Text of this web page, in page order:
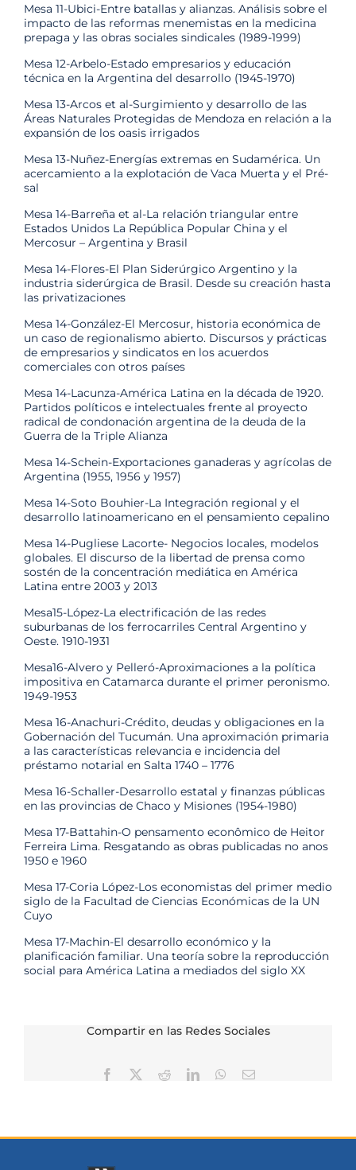
Mesa 11-Ubici-Entre batallas y alianzas. Análisis sobre el
impacto de las reformas menemistas en la medicina
prepaga y las obras sociales sindicales (1989-1999)
Mesa 12-Arbelo-Estado empresarios y educación
técnica en la Argentina del desarrollo (1945-1970)
Mesa 13-Arcos et al-Surgimiento y desarrollo de las
Áreas Naturales Protegidas de Mendoza en relación a la
expansión de los oasis irrigados
Mesa 13-Nuñez-Energías extremas en Sudamérica. Un
acercamiento a la explotación de Vaca Muerta y el Pré-
sal
Mesa 14-Barreña et al-La relación triangular entre
Estados Unidos La República Popular China y el
Mercosur – Argentina y Brasil
Mesa 14-Flores-El Plan Siderúrgico Argentino y la
industria siderúrgica de Brasil. Desde su creación hasta
las privatizaciones
Mesa 14-González-El Mercosur, historia económica de
un caso de regionalismo abierto. Discursos y prácticas
de empresarios y sindicatos en los acuerdos
comerciales con otros países
Mesa 14-Lacunza-América Latina en la década de 1920.
Partidos políticos e intelectuales frente al proyecto
radical de condonación argentina de la deuda de la
Guerra de la Triple Alianza
Mesa 14-Schein-Exportaciones ganaderas y agrícolas de
Argentina (1955, 1956 y 1957)
Mesa 14-Soto Bouhier-La Integración regional y el
desarrollo latinoamericano en el pensamiento cepalino
Mesa 14-Pugliese Lacorte- Negocios locales, modelos
globales. El discurso de la libertad de prensa como
sostén de la concentración mediática en América
Latina entre 2003 y 2013
Mesa15-López-La electrificación de las redes
suburbanas de los ferrocarriles Central Argentino y
Oeste. 1910-1931
Mesa16-Alvero y Pelleró-Aproximaciones a la política
impositiva en Catamarca durante el primer peronismo.
1949-1953
Mesa 16-Anachuri-Crédito, deudas y obligaciones en la
Gobernación del Tucumán. Una aproximación primaria
a las características relevancia e incidencia del
préstamo notarial en Salta 1740 – 1776
Mesa 16-Schaller-Desarrollo estatal y finanzas públicas
en las provincias de Chaco y Misiones (1954-1980)
Mesa 17-Battahin-O pensamento econômico de Heitor
Ferreira Lima. Resgatando as obras publicadas no anos
1950 e 1960
Mesa 17-Coria López-Los economistas del primer medio
siglo de la Facultad de Ciencias Económicas de la UN
Cuyo
Mesa 17-Machin-El desarrollo económico y la
planificación familiar. Una teoría sobre la reproducción
social para América Latina a mediados del siglo XX
Compartir en las Redes Sociales
Facebook RedditLinkedInWhatsApp
Correo